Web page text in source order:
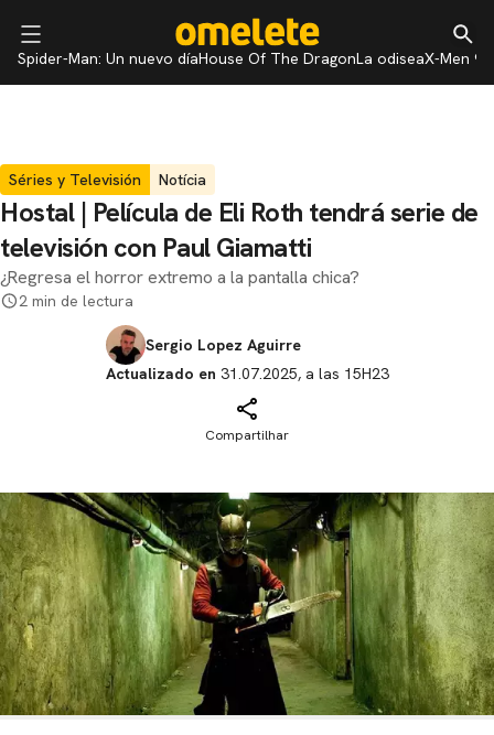
Spider-Man: Un nuevo díaHouse Of The DragonLa odiseaX-Men 97
Séries y Televisión Notícia
Hostal | Película de Eli Roth tendrá serie de
televisión con Paul Giamatti
¿Regresa el horror extremo a la pantalla chica?
2 min de lectura
Sergio Lopez Aguirre
Actualizado en 31.07.2025, a las 15H23
Compartilhar